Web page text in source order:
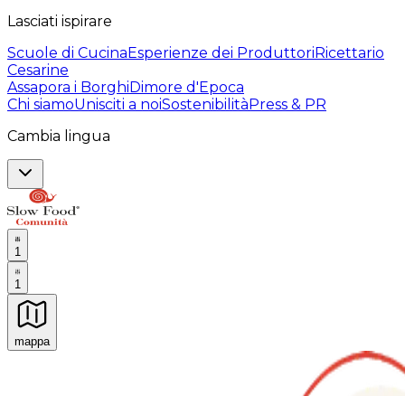
Lasciati ispirare
Scuole di CucinaEsperienze dei ProduttoriRicettario
Cesarine
Assapora i BorghiDimore d'Epoca
Chi siamoUnisciti a noiSostenibilitàPress & PR
Cambia lingua
1
1
mappa
Esperienze culinarie indimenticabili: Esperienze